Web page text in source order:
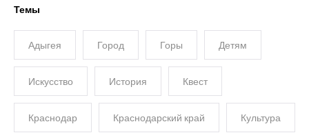
Темы
Адыгея Город Горы Детям
Искусство История Квест
Краснодар Краснодарский край Культура